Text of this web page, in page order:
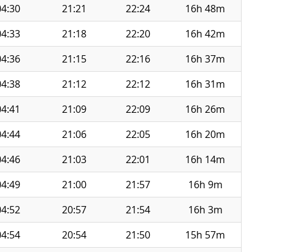
21:21 22:24
16h 48m
21:18 22:20
16h 42m
21:15 22:16
16h 37m
21:12 22:12
16h 31m
21:09 22:09
16h 26m
21:06 22:05
16h 20m
21:03 22:01
16h 14m
21:00 21:57
16h 9m
20:57 21:54
16h 3m
20:54 21:50
15h 57m